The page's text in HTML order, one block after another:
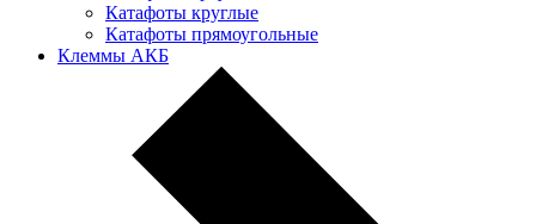
Катафоты круглые
Катафоты прямоугольные
Клеммы АКБ